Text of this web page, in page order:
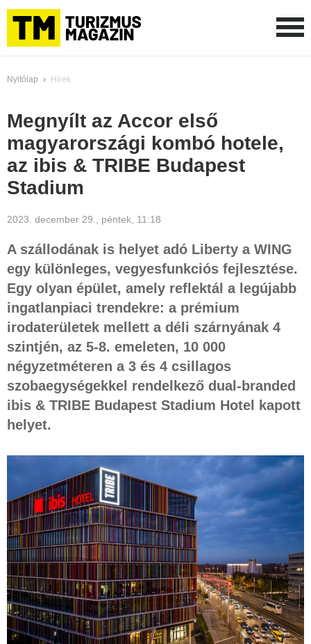
Nyitólap › Hírek
Megnyílt az Accor első
magyarországi kombó hotele,
az ibis & TRIBE Budapest
Stadium
2023. december 29., péntek, 11:18
A szállodának is helyet adó Liberty a WING
egy különleges, vegyesfunkciós fejlesztése.
Egy olyan épület, amely reflektál a legújabb
ingatlanpiaci trendekre: a prémium
irodaterületek mellett a déli szárnyának 4
szintjén, az 5-8. emeleten, 10 000
négyzetméteren a 3 és 4 csillagos
szobaegységekkel rendelkező dual-branded
ibis & TRIBE Budapest Stadium Hotel kapott
helyet.